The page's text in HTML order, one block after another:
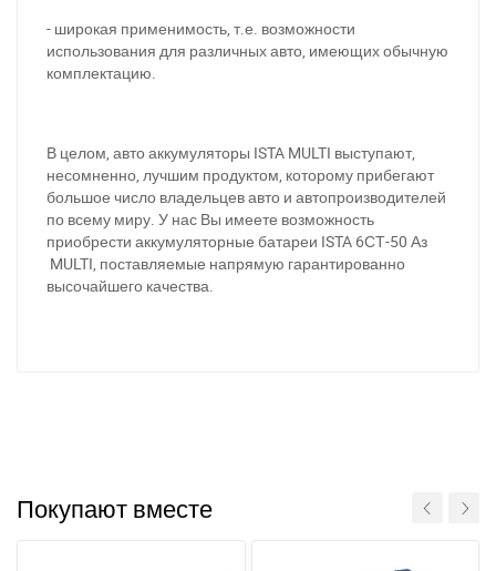
- широкая применимость, т.е. возможности
использования для различных авто, имеющих обычную
комплектацию.
В целом, авто аккумуляторы ISTA MULTI выступают,
несомненно, лучшим продуктом, которому прибегают
большое число владельцев авто и автопроизводителей
по всему миру. У нас Вы имеете возможность
приобрести аккумуляторные батареи ISTA 6СТ-50 Аз
MULTI, поставляемые напрямую гарантированно
высочайшего качества.
Покупают вместе